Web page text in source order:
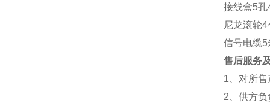
接线盒5
尼龙滚轮4
信号电缆5
售后服务
1 、对所
2 、供方